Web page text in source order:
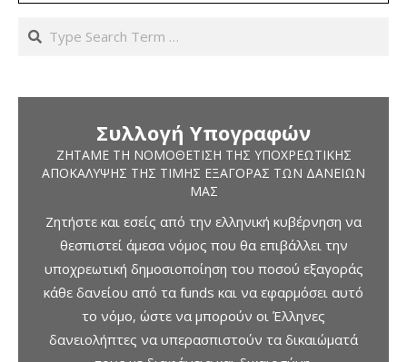
Search
Συλλογή Υπογραφών
ΖΗΤΆΜΕ ΤΗ ΝΟΜΟΘΈΤΙΣΗ ΤΗΣ ΥΠΟΧΡΕΩΤΙΚΉΣ
ΑΠΟΚΆΛΥΨΗΣ ΤΗΣ ΤΙΜΉΣ ΕΞΑΓΟΡΆΣ ΤΩΝ ΔΑΝΕΊΩΝ
ΜΑΣ
Ζητήστε και εσείς από την ελληνική κυβέρνηση να
θεσπιστεί άμεσα νόμος που θα επιβάλλει την
υποχρεωτική δημοσιοποίηση του ποσού εξαγοράς
κάθε δανείου από τα funds και να εφαρμόσει αυτό
το νόμο, ώστε να μπορούν οι Έλληνες
δανειολήπτες να υπερασπιστούν τα δικαιώματά